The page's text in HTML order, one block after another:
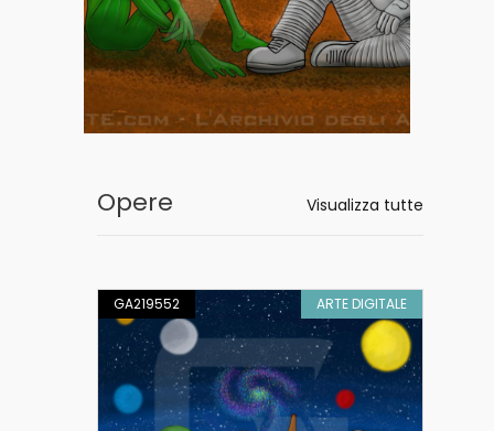
Visualizza tutte
Opere
GA219552 ARTE DIGITALE